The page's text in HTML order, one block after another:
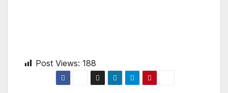
Post Views: 188